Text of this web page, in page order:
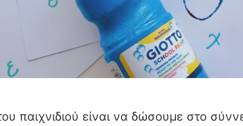
παιχνιδιού είναι να δώσουμε στο